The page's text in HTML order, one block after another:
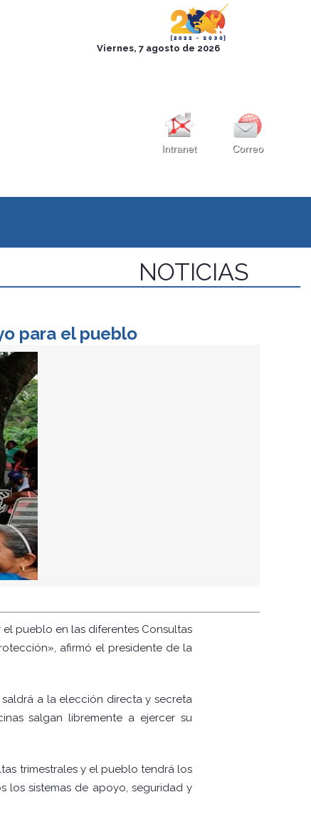
Correo
Intranet
NOTICIAS
para el pueblo
pueblo en las diferentes Consultas
afirmó el presidente de la
a la elección directa y secreta
salgan libremente a ejercer su
trimestrales y el pueblo tendrá los
los sistemas de apoyo, seguridad y